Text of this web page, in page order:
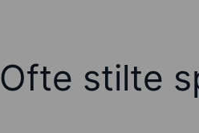
Ofte stilte